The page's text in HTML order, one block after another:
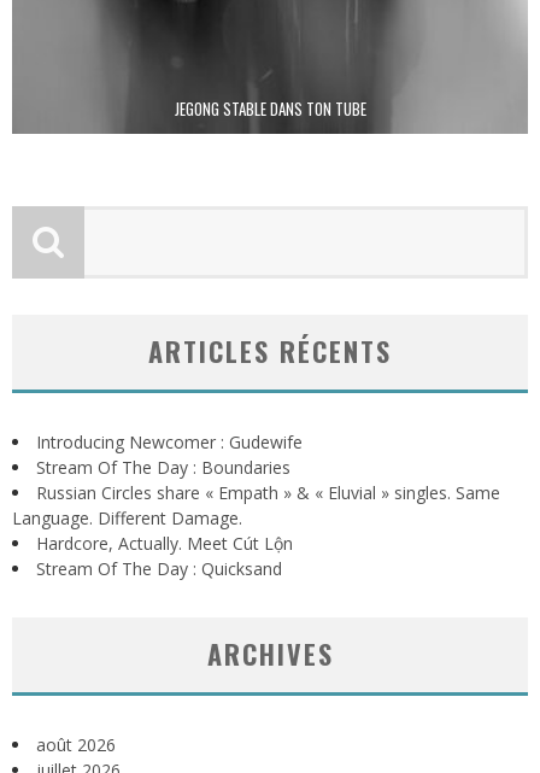
JEGONG STABLE DANS TON TUBE
ARTICLES RÉCENTS
Introducing Newcomer : Gudewife
Stream Of The Day : Boundaries
Russian Circles share « Empath » & « Eluvial » singles. Same
Language. Different Damage.
Hardcore, Actually. Meet Cút Lộn
Stream Of The Day : Quicksand
ARCHIVES
août 2026